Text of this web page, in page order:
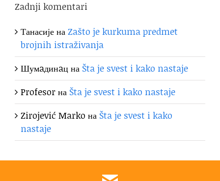
Zadnji komentari
ТанасијенаZašto je kurkuma predmet
brojnih istraživanja
Шумaдинaцна Šta je svest i kako nastaje
Profesorна Šta je svest i kako nastaje
Zirojević Marko на Šta je svest i kako
nastaje